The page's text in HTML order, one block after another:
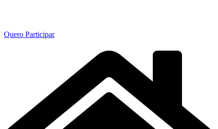
Quero Participar